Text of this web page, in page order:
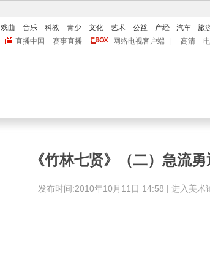
戏曲 音乐 科教 青少 文化 艺术 公益 产经 汽车 旅
直播中国 赛事直播 网络电视客户端 高清
《竹林七贤》（二）急流勇
发布时间:2010年10月11日 14:58 | 进入美术